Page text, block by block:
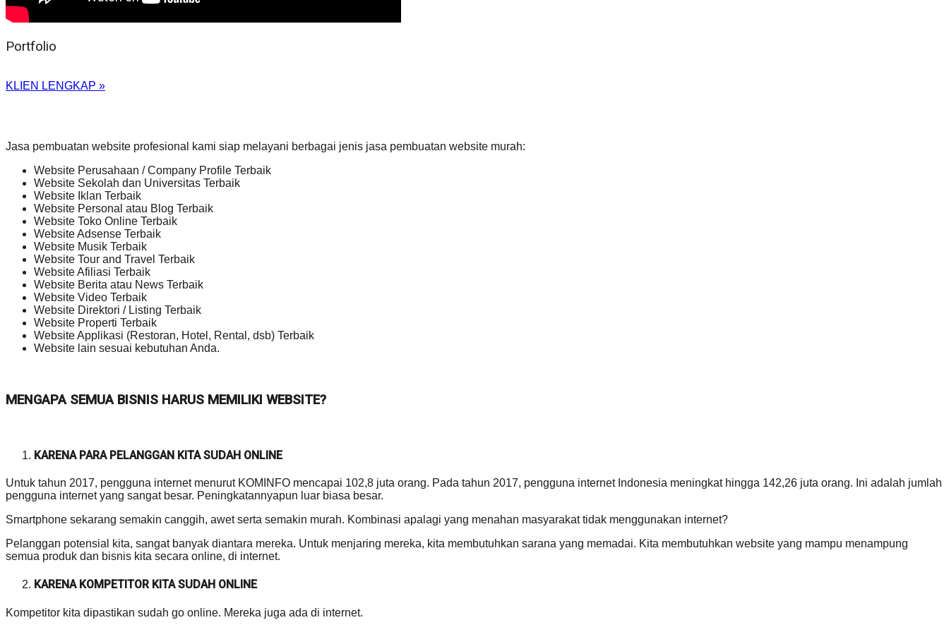
Portfolio
KLIEN LENGKAP »
Jasa pembuatan website profesional kami siap melayani berbagai jenis jasa pembuatan website murah:
Website Perusahaan / Company Profile Terbaik
Website Sekolah dan Universitas Terbaik
Website Iklan Terbaik
Website Personal atau Blog Terbaik
Website Toko Online Terbaik
Website Adsense Terbaik
Website Musik Terbaik
Website Tour and Travel Terbaik
Website Afiliasi Terbaik
Website Berita atau News Terbaik
Website Video Terbaik
Website Direktori / Listing Terbaik
Website Properti Terbaik
Website Applikasi (Restoran, Hotel, Rental, dsb) Terbaik
Website lain sesuai kebutuhan Anda.
MENGAPA SEMUA BISNIS HARUS MEMILIKI WEBSITE?
KARENA PARA PELANGGAN KITA SUDAH ONLINE
Untuk tahun 2017, pengguna internet menurut KOMINFO mencapai 102,8 juta orang. Pada tahun 2017, pengguna internet Indonesia meningkat hingga 142,26 juta orang. Ini adalah jumlah
pengguna internet yang sangat besar. Peningkatannyapun luar biasa besar.
Smartphone sekarang semakin canggih, awet serta semakin murah. Kombinasi apalagi yang menahan masyarakat tidak menggunakan internet?
Pelanggan potensial kita, sangat banyak diantara mereka. Untuk menjaring mereka, kita membutuhkan sarana yang memadai. Kita membutuhkan website yang mampu menampung
semua produk dan bisnis kita secara online, di internet.
KARENA KOMPETITOR KITA SUDAH ONLINE
Kompetitor kita dipastikan sudah go online. Mereka juga ada di internet.